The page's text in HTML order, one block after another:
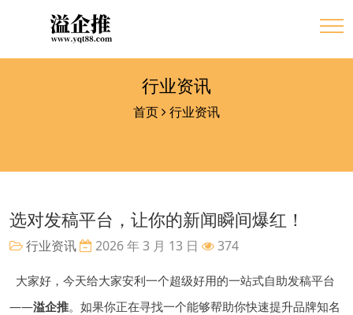
行业资讯
首页 行业资讯
选对发稿平台，让你的新闻瞬间爆红！
行业资讯 2026 年 3 月 13 日 374
大家好，今天给大家安利一个超级好用的一站式自助发稿平台
——溢企推。如果你正在寻找一个能够帮助你快速提升品牌知名